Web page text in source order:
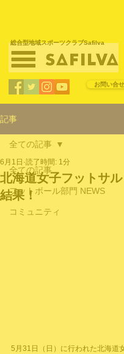
​総合型地域スポーツクラブSafilva
お問い合せ
記事
全ての記事
フットボール部門 NEWS
コミュニティ
全ての記事
北海道女子フットサ
結果！
6月1日 読了時間: 1分
5月31日（日）に行われた北海道